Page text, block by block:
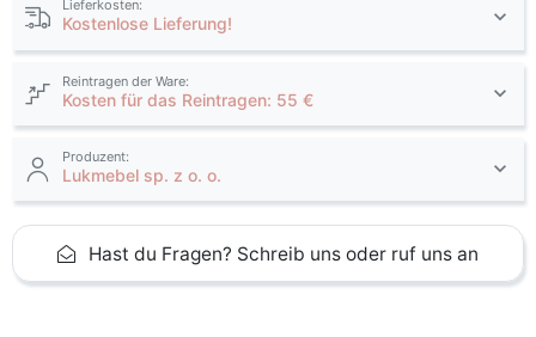
Lieferkosten:
Kostenlose Lieferung!
Reintragen der Ware:
Kosten für das Reintragen: 55 €
Produzent:
Lukmebel sp. z o. o.
Hast du Fragen? Schreib uns oder ruf uns an